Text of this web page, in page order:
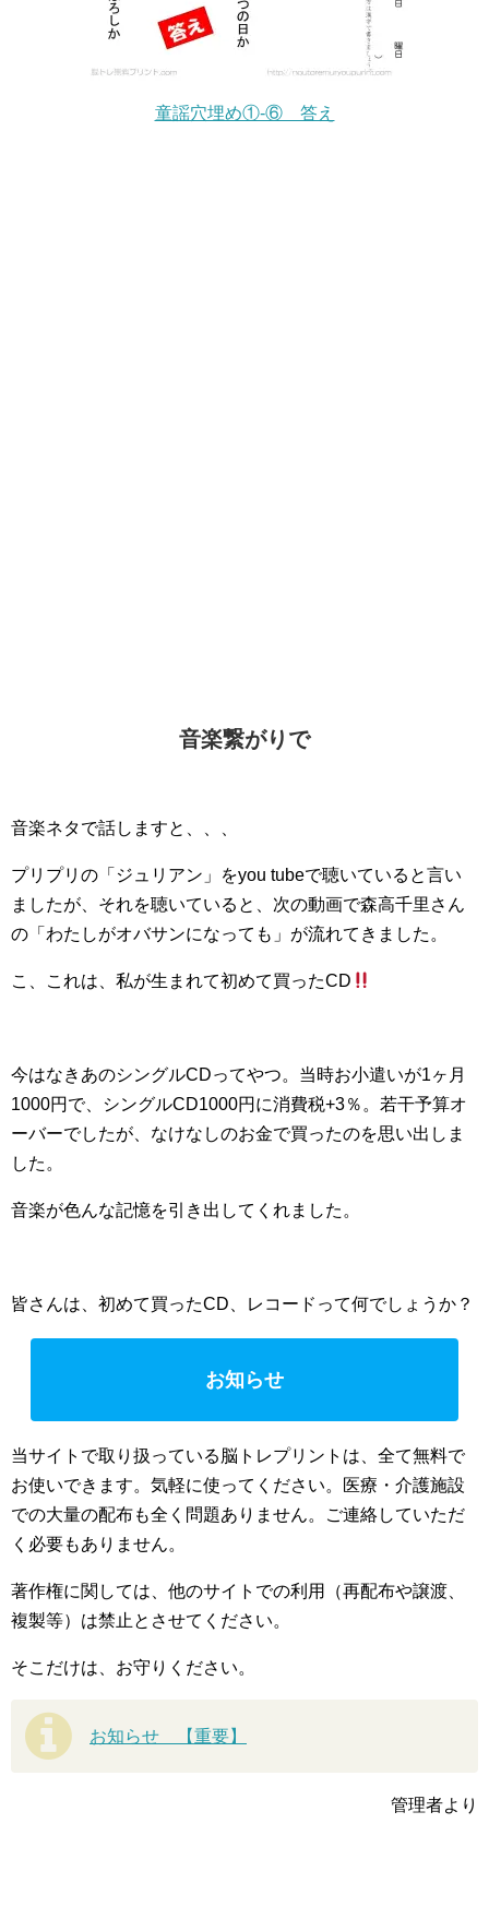
童謡穴埋め①-⑥ 答え
音楽繋がりで
音楽ネタで話しますと、、、
プリプリの「ジュリアン」をyou tubeで聴いていると言い
ましたが、それを聴いていると、次の動画で森高千里さん
の「わたしがオバサンになっても」が流れてきました。
こ、これは、私が生まれて初めて買ったCD
今はなきあのシングルCDってやつ。当時お小遣いが1ヶ月
1000円で、シングルCD1000円に消費税+3％。若干予算オ
ーバーでしたが、なけなしのお金で買ったのを思い出しま
した。
音楽が色んな記憶を引き出してくれました。
皆さんは、初めて買ったCD、レコードって何でしょうか？
お知らせ
当サイトで取り扱っている脳トレプリントは、全て無料で
お使いできます。気軽に使ってください。医療・介護施設
での大量の配布も全く問題ありません。ご連絡していただ
く必要もありません。
著作権に関しては、他のサイトでの利用（再配布や譲渡、
複製等）は禁止とさせてください。
そこだけは、お守りください。
お知らせ 【重要】
管理者より